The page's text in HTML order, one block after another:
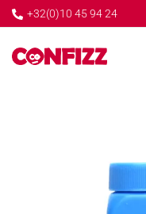
+32(0)10 45 94 24
← GO BACK